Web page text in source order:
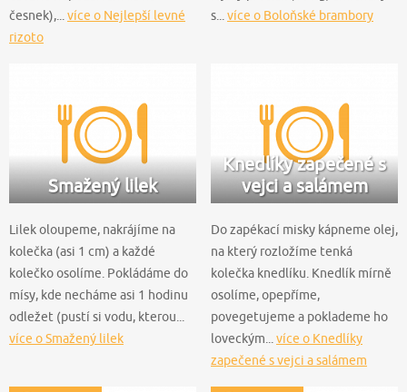
česnek),... více o Nejlepší levné
rizoto
s... více o Boloňské brambory
Smažený lilek
Lilek oloupeme, nakrájíme na
kolečka (asi 1 cm) a každé
kolečko osolíme. Pokládáme do
mísy, kde necháme asi 1 hodinu
odležet (pustí si vodu, kterou...
více o Smažený lilek
Knedlíky zapečené s
vejci a salámem
Do zapékací misky kápneme olej,
na který rozložíme tenká
kolečka knedlíku. Knedlík mírně
osolíme, opepříme,
povegetujeme a poklademe ho
loveckým... více o Knedlíky
zapečené s vejci a salámem